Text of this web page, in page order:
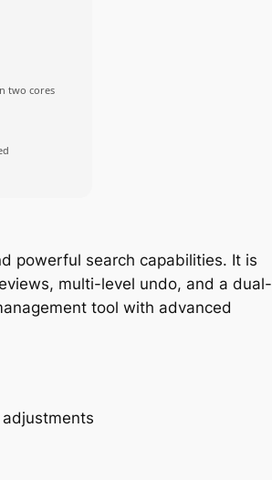
two cores
powerful search capabilities. It is
multi-level undo, and a dual-
tool with advanced